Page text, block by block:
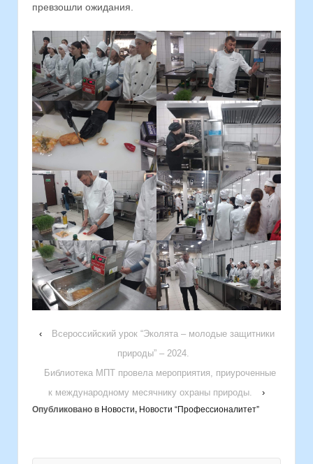
превзошли ожидания.
‹
Всероссийский урок “Эколята – молодые защитники
природы” – 2024.
Библиотека МПТ провела мероприятия, приуроченные
к международному месячнику охраны природы.
›
Опубликовано в Новости, Новости “Профессионалитет”